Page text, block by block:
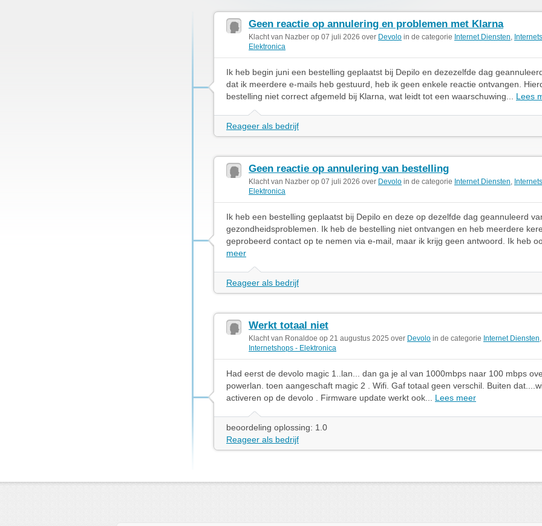
Geen reactie op annulering en problemen met Klarna
Klacht van Nazber op 07 juli 2026 over Devolo in de categorie Internet Diensten,
Elektronica
Ik heb begin juni een bestelling geplaatst bij Depilo en dezezelfde dag
dat ik meerdere e-mails heb gestuurd, heb ik geen enkele reactie ontvangen.
bestelling niet correct afgemeld bij Klarna, wat leidt tot een waarschuwing... Lees
Reageer als bedrijf
Geen reactie op annulering van bestelling
Klacht van Nazber op 07 juli 2026 over Devolo in de categorie Internet Diensten,
Elektronica
Ik heb een bestelling geplaatst bij Depilo en deze op dezelfde dag geannuleerd
gezondheidsproblemen. Ik heb de bestelling niet ontvangen en heb meerdere
geprobeerd contact op te nemen via e-mail, maar ik krijg geen antwoord. Ik heb
meer
Reageer als bedrijf
Werkt totaal niet
Klacht van Ronaldoe op 21 augustus 2025 over Devolo in de categorie Internet Diensten,
Internetshops - Elektronica
Had eerst de devolo magic 1..lan... dan ga je al van 1000mbps naar 100 mbps
powerlan. toen aangeschaft magic 2 . Wifi. Gaf totaal geen verschil. Buiten
activeren op de devolo . Firmware update werkt ook... Lees meer
beoordeling oplossing: 1.0
Reageer als bedrijf